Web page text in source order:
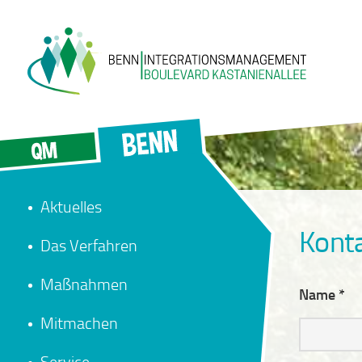
Name *
Aktuelles
Das Verfahren
Maßnahmen
Mitmachen